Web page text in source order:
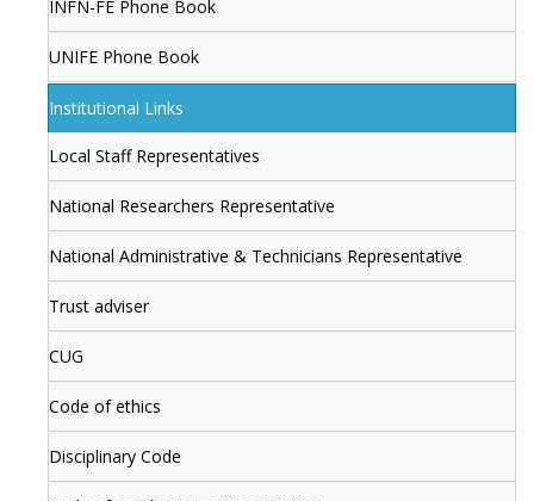
INFN-FE Phone Book
UNIFE Phone Book
Institutional Links
Local Staff Representatives
National Researchers Representative
National Administrative & Technicians Representative
Trust adviser
CUG
Code of ethics
Disciplinary Code